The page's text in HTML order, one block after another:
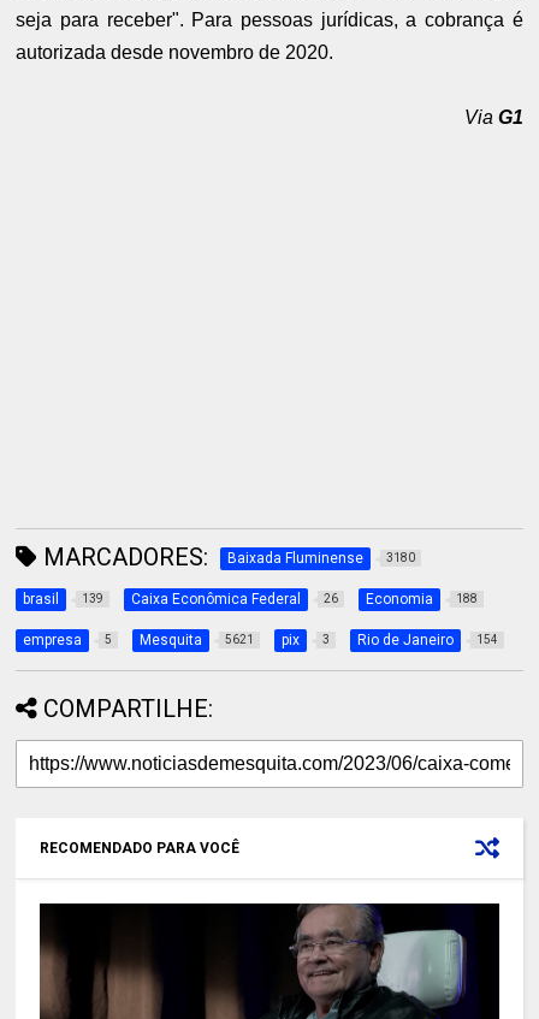
seja para receber". Para pessoas jurídicas, a cobrança é
autorizada desde novembro de 2020.
Via G1
MARCADORES: Baixada Fluminense 3180
brasil 139 Caixa Econômica Federal 26 Economia 188
empresa 5 Mesquita 5621 pix 3 Rio de Janeiro 154
COMPARTILHE:
RECOMENDADO PARA VOCÊ